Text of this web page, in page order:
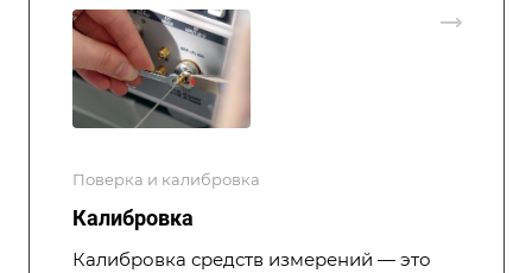
Поверка и калибровка
Калибровка
Калибровка средств измерений — это